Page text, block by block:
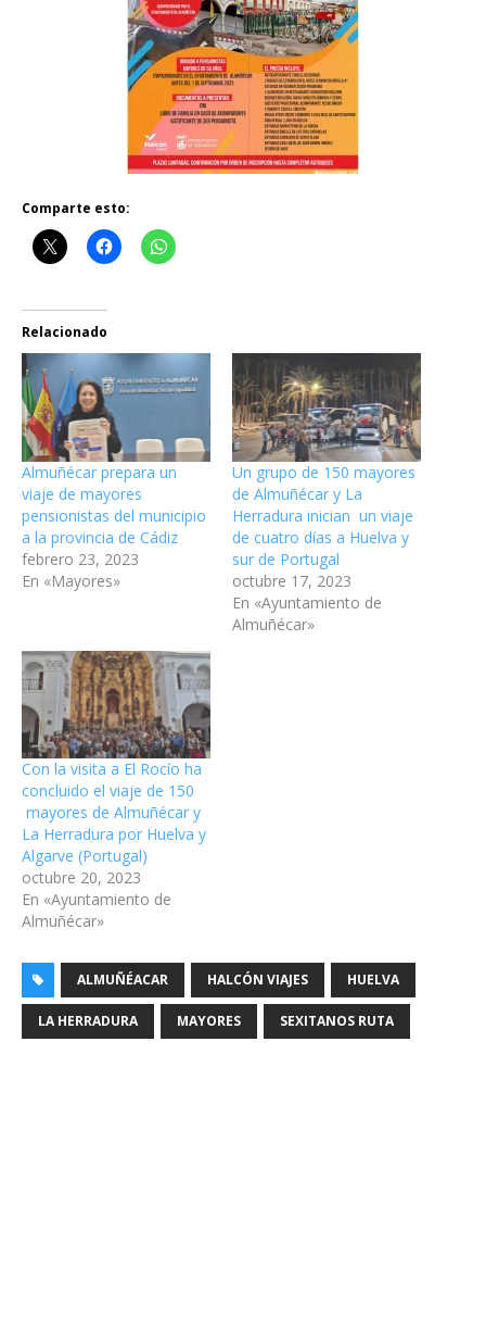
Comparte esto:
Relacionado
Almuñécar prepara un
viaje de mayores
pensionistas del municipio
a la provincia de Cádiz
febrero 23, 2023
En «Mayores»
Un grupo de 150 mayores
de Almuñécar y La
Herradura inician un viaje
de cuatro días a Huelva y
sur de Portugal
octubre 17, 2023
En «Ayuntamiento de
Almuñécar»
Con la visita a El Rocío ha
concluido el viaje de 150
mayores de Almuñécar y
La Herradura por Huelva y
Algarve (Portugal)
octubre 20, 2023
En «Ayuntamiento de
Almuñécar»
ALMUÑÉACAR HALCÓN VIAJES HUELVA
LA HERRADURA MAYORES SEXITANOS RUTA